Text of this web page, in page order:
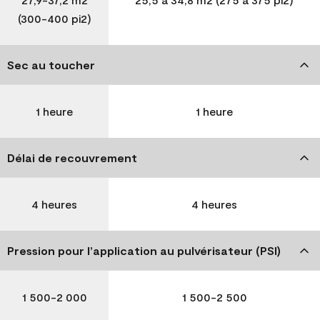
(300-400 pi2)
Sec au toucher
1 heure 1 heure
Délai de recouvrement
4 heures 4 heures
Pression pour l’application au pulvérisateur (PSI)
1 500-2 000 1 500-2 500